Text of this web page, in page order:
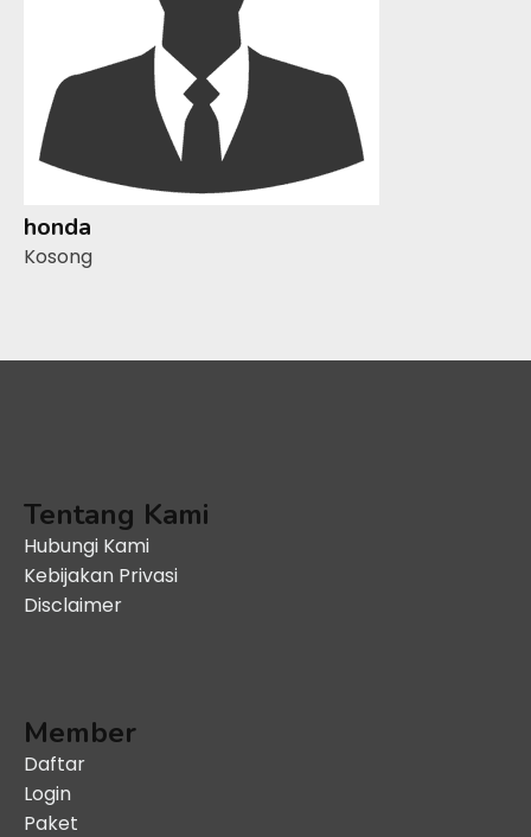
honda
Kosong
Tentang Kami
Hubungi Kami
Kebijakan Privasi
Disclaimer
Member
Daftar
Login
Paket